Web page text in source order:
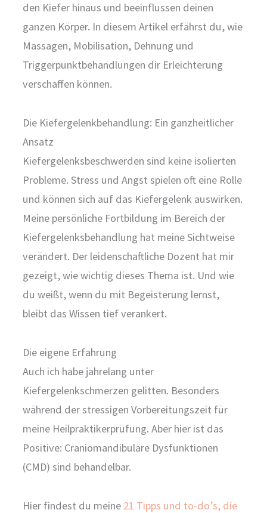
den Kiefer hinaus und beeinflussen deinen
ganzen Körper. In diesem Artikel erfährst du, wie
Massagen, Mobilisation, Dehnung und
Triggerpunktbehandlungen dir Erleichterung
verschaffen können.
Die Kiefergelenkbehandlung: Ein ganzheitlicher
Ansatz
Kiefergelenksbeschwerden sind keine isolierten
Probleme. Stress und Angst spielen oft eine Rolle
und können sich auf das Kiefergelenk auswirken.
Meine persönliche Fortbildung im Bereich der
Kiefergelenksbehandlung hat meine Sichtweise
verändert. Der leidenschaftliche Dozent hat mir
gezeigt, wie wichtig dieses Thema ist. Und wie
du weißt, wenn du mit Begeisterung lernst,
bleibt das Wissen tief verankert.
Die eigene Erfahrung
Auch ich habe jahrelang unter
Kiefergelenkschmerzen gelitten. Besonders
während der stressigen Vorbereitungszeit für
meine Heilpraktikerprüfung. Aber hier ist das
Positive: Craniomandibuläre Dysfunktionen
(CMD) sind behandelbar.
Hier findest du meine 21 Tipps und to-do’s, die